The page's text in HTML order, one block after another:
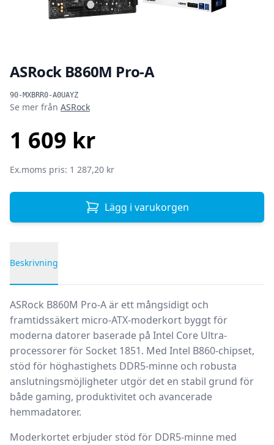
ASRock B860M Pro-A
90-MXBRR0-A0UAYZ
Produktinformation
Se mer från ASRock
1 609 kr
Ex.moms pris: 1 287,20 kr
Lägg i varukorgen
Beskrivning
ASRock B860M Pro-A är ett mångsidigt och
framtidssäkert micro-ATX-moderkort byggt för
moderna datorer baserade på Intel Core Ultra-
processorer för Socket 1851. Med Intel B860-chipset,
stöd för höghastighets DDR5-minne och robusta
anslutningsmöjligheter utgör det en stabil grund för
både gaming, produktivitet och avancerade
hemmadatorer.
Moderkortet erbjuder stöd för DDR5-minne med